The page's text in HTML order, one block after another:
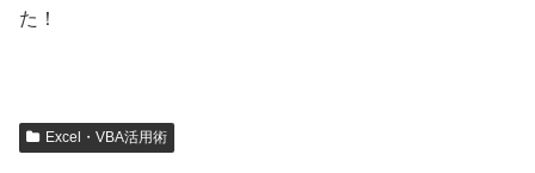
た！
Excel・VBA活用術